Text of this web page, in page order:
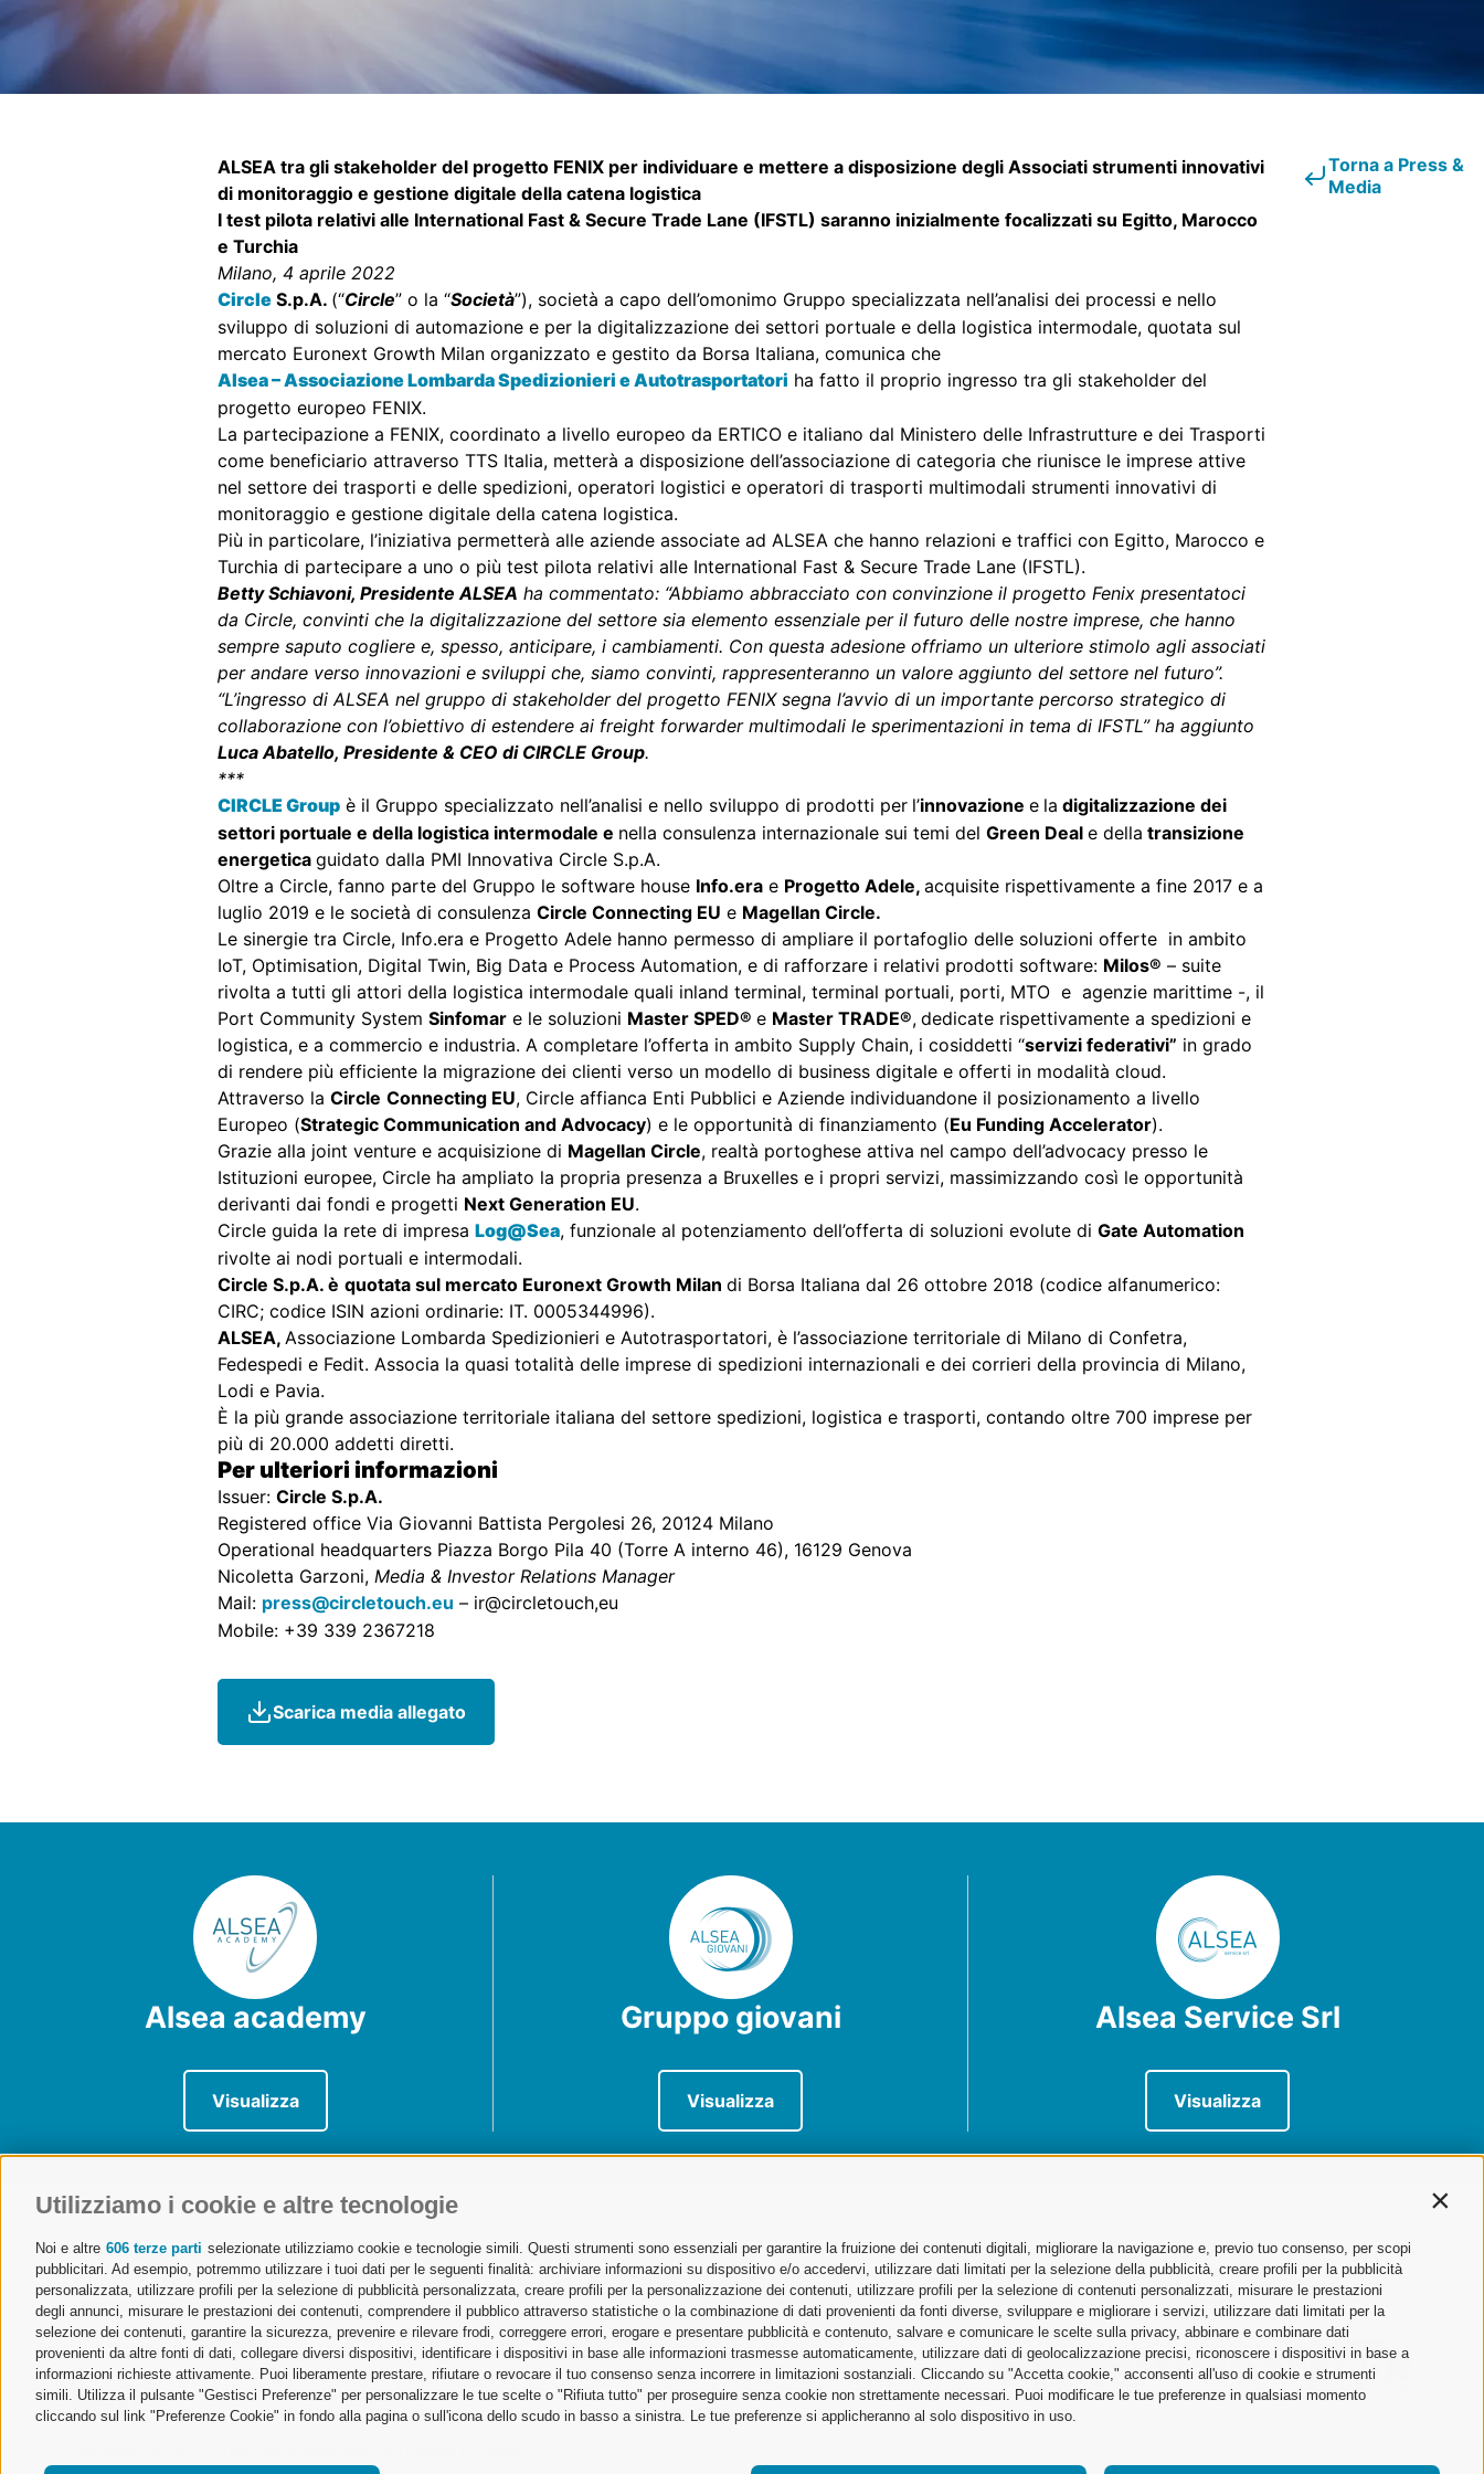
Utilizziamo i cookie e altre tecnologie
Noi e altre 606 terze parti selezionate utilizziamo cookie e tecnologie simili. Questi strumenti sono essenziali per garantire la fruizione dei contenuti digitali, migliorare la navigazione e, previo tuo consenso, per scopi
pubblicitari. Ad esempio, potremmo utilizzare i tuoi dati per le seguenti finalità: archiviare informazioni su dispositivo e/o accedervi, utilizzare dati limitati per la selezione della pubblicità, creare profili per la pubblicità
personalizzata, utilizzare profili per la selezione di pubblicità personalizzata, creare profili per la personalizzazione dei contenuti, utilizzare profili per la selezione di contenuti personalizzati, misurare le prestazioni
degli annunci, misurare le prestazioni dei contenuti, comprendere il pubblico attraverso statistiche o la combinazione di dati provenienti da fonti diverse, sviluppare e migliorare i servizi, utilizzare dati limitati per la
selezione dei contenuti, garantire la sicurezza, prevenire e rilevare frodi, correggere errori, erogare e presentare pubblicità e contenuto, salvare e comunicare le scelte sulla privacy, abbinare e combinare dati
provenienti da altre fonti di dati, collegare diversi dispositivi, identificare i dispositivi in base alle informazioni trasmesse automaticamente, utilizzare dati di geolocalizzazione precisi, riconoscere i dispositivi in base a
informazioni richieste attivamente. Puoi liberamente prestare, rifiutare o revocare il tuo consenso senza incorrere in limitazioni sostanziali. Cliccando su "Accetta cookie," acconsenti all'uso di cookie e strumenti
simili. Utilizza il pulsante "Gestisci Preferenze" per personalizzare le tue scelte o "Rifiuta tutto" per proseguire senza cookie non strettamente necessari. Puoi modificare le tue preferenze in qualsiasi momento
cliccando sul link "Preferenze Cookie" in fondo alla pagina o sull'icona dello scudo in basso a sinistra. Le tue preferenze si applicheranno al solo dispositivo in uso.
Torna a Press &
Media
ALSEA tra gli stakeholder del progetto FENIX per individuare e mettere a disposizione degli Associati strumenti innovativi
di monitoraggio e gestione digitale della catena logistica
I test pilota relativi alle International Fast & Secure Trade Lane (IFSTL) saranno inizialmente focalizzati su Egitto, Marocco
e Turchia
Milano, 4 aprile 2022
Circle S.p.A. (“Circle” o la “Società”), società a capo dell’omonimo Gruppo specializzata nell’analisi dei processi e nello
sviluppo di soluzioni di automazione e per la digitalizzazione dei settori portuale e della logistica intermodale, quotata sul
mercato Euronext Growth Milan organizzato e gestito da Borsa Italiana, comunica che
Alsea – Associazione Lombarda Spedizionieri e Autotrasportatori ha fatto il proprio ingresso tra gli stakeholder del
progetto europeo FENIX.
La partecipazione a FENIX, coordinato a livello europeo da ERTICO e italiano dal Ministero delle Infrastrutture e dei Trasporti
come beneficiario attraverso TTS Italia, metterà a disposizione dell’associazione di categoria che riunisce le imprese attive
nel settore dei trasporti e delle spedizioni, operatori logistici e operatori di trasporti multimodali strumenti innovativi di
monitoraggio e gestione digitale della catena logistica.
Più in particolare, l’iniziativa permetterà alle aziende associate ad ALSEA che hanno relazioni e traffici con Egitto, Marocco e
Turchia di partecipare a uno o più test pilota relativi alle International Fast & Secure Trade Lane (IFSTL).
Betty Schiavoni, Presidente ALSEA ha commentato: “Abbiamo abbracciato con convinzione il progetto Fenix presentatoci
da Circle, convinti che la digitalizzazione del settore sia elemento essenziale per il futuro delle nostre imprese, che hanno
sempre saputo cogliere e, spesso, anticipare, i cambiamenti. Con questa adesione offriamo un ulteriore stimolo agli associati
per andare verso innovazioni e sviluppi che, siamo convinti, rappresenteranno un valore aggiunto del settore nel futuro”.
“L’ingresso di ALSEA nel gruppo di stakeholder del progetto FENIX segna l’avvio di un importante percorso strategico di
collaborazione con l’obiettivo di estendere ai freight forwarder multimodali le sperimentazioni in tema di IFSTL” ha aggiunto
Luca Abatello, Presidente & CEO di CIRCLE Group.
***
CIRCLE Group è il Gruppo specializzato nell’analisi e nello sviluppo di prodotti per l’innovazione e la digitalizzazione dei
settori portuale e della logistica intermodale e nella consulenza internazionale sui temi del Green Deal e della transizione
energetica guidato dalla PMI Innovativa Circle S.p.A.
Oltre a Circle, fanno parte del Gruppo le software house Info.era e Progetto Adele, acquisite rispettivamente a fine 2017 e a
luglio 2019 e le società di consulenza Circle Connecting EU e Magellan Circle.
Le sinergie tra Circle, Info.era e Progetto Adele hanno permesso di ampliare il portafoglio delle soluzioni offerte in ambito
IoT, Optimisation, Digital Twin, Big Data e Process Automation, e di rafforzare i relativi prodotti software: Milos® – suite
rivolta a tutti gli attori della logistica intermodale quali inland terminal, terminal portuali, porti, MTO e agenzie marittime -, il
Port Community System Sinfomar e le soluzioni Master SPED® e Master TRADE®, dedicate rispettivamente a spedizioni e
logistica, e a commercio e industria. A completare l’offerta in ambito Supply Chain, i cosiddetti “servizi federativi” in grado
di rendere più efficiente la migrazione dei clienti verso un modello di business digitale e offerti in modalità cloud.
Attraverso la Circle Connecting EU, Circle affianca Enti Pubblici e Aziende individuandone il posizionamento a livello
Europeo (Strategic Communication and Advocacy) e le opportunità di finanziamento (Eu Funding Accelerator).
Grazie alla joint venture e acquisizione di Magellan Circle, realtà portoghese attiva nel campo dell’advocacy presso le
Istituzioni europee, Circle ha ampliato la propria presenza a Bruxelles e i propri servizi, massimizzando così le opportunità
derivanti dai fondi e progetti Next Generation EU.
Circle guida la rete di impresa Log@Sea, funzionale al potenziamento dell’offerta di soluzioni evolute di Gate Automation
rivolte ai nodi portuali e intermodali.
Circle S.p.A. è quotata sul mercato Euronext Growth Milan di Borsa Italiana dal 26 ottobre 2018 (codice alfanumerico:
CIRC; codice ISIN azioni ordinarie: IT. 0005344996).
ALSEA, Associazione Lombarda Spedizionieri e Autotrasportatori, è l’associazione territoriale di Milano di Confetra,
Fedespedi e Fedit. Associa la quasi totalità delle imprese di spedizioni internazionali e dei corrieri della provincia di Milano,
Lodi e Pavia.
È la più grande associazione territoriale italiana del settore spedizioni, logistica e trasporti, contando oltre 700 imprese per
più di 20.000 addetti diretti.
Per ulteriori informazioni
Issuer: Circle S.p.A.
Registered office Via Giovanni Battista Pergolesi 26, 20124 Milano
Operational headquarters Piazza Borgo Pila 40 (Torre A interno 46), 16129 Genova
Nicoletta Garzoni, Media & Investor Relations Manager
Mail: press@circletouch.eu – ir@circletouch,eu
Mobile: +39 339 2367218
Scarica media allegato
Alsea academy
Visualizza
Gruppo giovani
Visualizza
Alsea Service Srl
Visualizza
ALSEA | Associazione Lombarda Spedizionieri e Autotrasportatori
Tel. 02 671541
alsea@alsea.mi.it
Aderente a Confetra
Codice Fiscale 80042910150
Ufficio Milano
Via Cornalia 19 – 20124 Milano
Ufficio Malpensa
Aeroporto Milano Malpensa – Cargo City, Edificio 186 – Piano 5